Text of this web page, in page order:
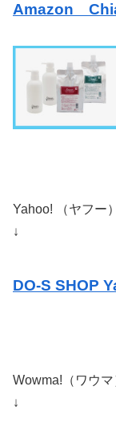
Amazon
Yahoo! （ヤフー
↓
DO-S SHOP
Wowma!（ワウ
↓